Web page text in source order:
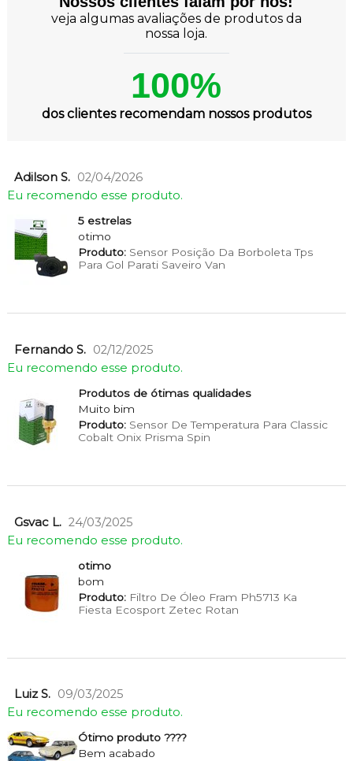
veja algumas avaliações de produtos da
nossa loja.
100%
dos clientes recomendam nossos produtos
Adilson S. 02/04/2026
Eu recomendo esse produto.
5 estrelas
otimo
Produto:Sensor Posição Da Borboleta Tps
Para Gol Parati Saveiro Van
Fernando S. 02/12/2025
Eu recomendo esse produto.
Produtos de ótimas qualidades
Muito bim
Produto:Sensor De Temperatura Para Classic
Cobalt Onix Prisma Spin
Gsvac L. 24/03/2025
Eu recomendo esse produto.
otimo
bom
Produto:Filtro De Óleo Fram Ph5713 Ka
Fiesta Ecosport Zetec Rotan
Luiz S. 09/03/2025
Eu recomendo esse produto.
Ótimo produto ????
Bem acabado